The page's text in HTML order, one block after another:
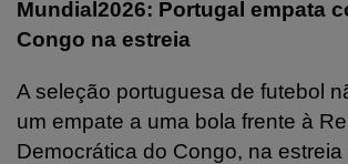
Mundial2026: Portugal empata
Congo na estreia
A seleção portuguesa de futebol
um empate a uma bola frente à
Democrática do Congo, na estreia